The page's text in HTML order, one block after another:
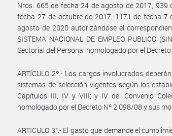
Nros. 665 de fecha 24 de agosto de 2017,
fecha 27 de octubre de 2017, 1171 de fecha
agosto de 2020 autorizándose el
SISTEMA NACIONAL DE EMPLEO PUBLICO
Sectorial del Personal homologado por el
ARTÍCULO 2º.- Los cargos involucrados
sistemas de selección vigentes según los
Capítulos III, IV y VIII; y IV del Convenio
homologado por el Decreto Nº 2.098/08 y sus
ARTICULO 3°.- El gasto que demande el